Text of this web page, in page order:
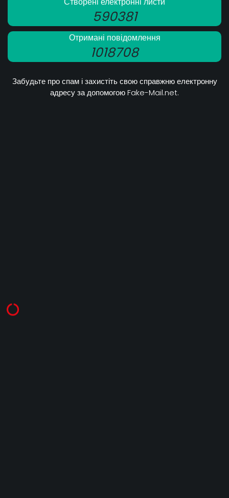
590381
Отримані повідомлення
1018708
Забудьте про спам і захистіть свою справжню електронну
адресу за допомогою Fake-Mail.net.